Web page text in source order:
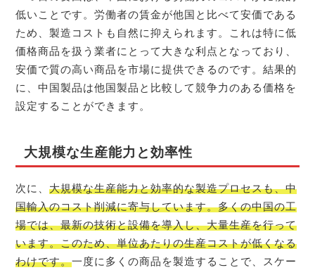
低いことです。労働者の賃金が他国と比べて安価である
ため、製造コストも自然に抑えられます。これは特に低
価格商品を扱う業者にとって大きな利点となっており、
安価で質の高い商品を市場に提供できるのです。結果的
に、中国製品は他国製品と比較して競争力のある価格を
設定することができます。
大規模な生産能力と効率性
次に、大規模な生産能力と効率的な製造プロセスも、中
国輸入のコスト削減に寄与しています。多くの中国の工
場では、最新の技術と設備を導入し、大量生産を行って
います。このため、単位あたりの生産コストが低くなる
わけです。一度に多くの商品を製造することで、スケー